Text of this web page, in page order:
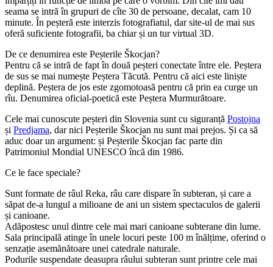
seama se intră în grupuri de cîte 30 de persoane, decalat, cam 10
minute. În peșteră este interzis fotografiatul, dar site-ul de mai sus
oferă suficiente fotografii, ba chiar și un tur virtual 3D.
De ce denumirea este Peșterile Škocjan?
Pentru că se intră de fapt în două peșteri conectate între ele. Peștera
de sus se mai numește Peștera Tăcută. Pentru că aici este liniște
deplină. Peștera de jos este zgomotoasă pentru că prin ea curge un
rîu. Denumirea oficial-poetică este Peștera Murmurătoare.
Cele mai cunoscute peșteri din Slovenia sunt cu siguranță Postojna
și Predjama, dar nici Peșterile Škocjan nu sunt mai prejos. Și ca să
aduc doar un argument: și Peșterile Škocjan fac parte din
Patrimoniul Mondial UNESCO încă din 1986.
Ce le face speciale?
Sunt formate de râul Reka, râu care dispare în subteran, și care a
săpat de-a lungul a milioane de ani un sistem spectaculos de galerii
și canioane.
Adăpostesc unul dintre cele mai mari canioane subterane din lume.
Sala principală atinge în unele locuri peste 100 m înălțime, oferind o
senzație asemănătoare unei catedrale naturale.
Podurile suspendate deasupra râului subteran sunt printre cele mai